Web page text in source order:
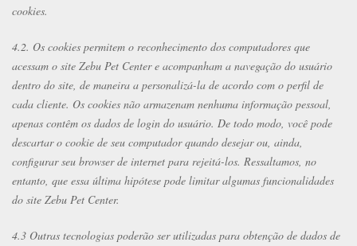
cookies.
4.2. Os cookies permitem o reconhecimento dos computadores que
acessam o site Zebu Pet Center e acompanham a navegação do usuário
dentro do site, de maneira a personalizá-la de acordo com o perfil de
cada cliente. Os cookies não armazenam nenhuma informação pessoal,
apenas contêm os dados de login do usuário. De todo modo, você pode
descartar o cookie de seu computador quando desejar ou, ainda,
configurar seu browser de internet para rejeitá-los. Ressaltamos, no
entanto, que essa última hipótese pode limitar algumas funcionalidades
do site Zebu Pet Center.
4.3 Outras tecnologias poderão ser utilizadas para obtenção de dados de